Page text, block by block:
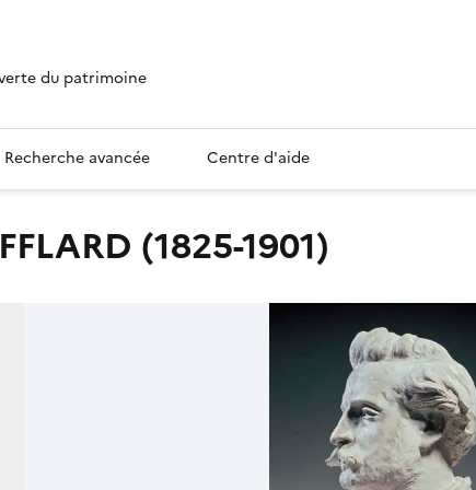
du patrimoine
Recherche avancée Centre d'aide
(1825-1901)